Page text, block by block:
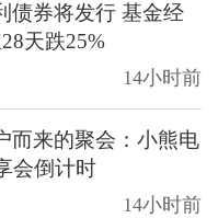
债券将发行 基金经
天跌25%
14小时前
而来的聚会：小熊电
会倒计时
14小时前